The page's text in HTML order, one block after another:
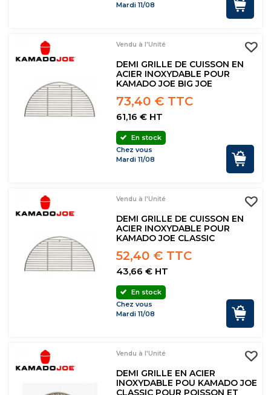
Mardi 11/08
Vendu à l'Unité
DEMI GRILLE DE CUISSON EN
ACIER INOXYDABLE POUR
KAMADO JOE BIG JOE
73,40 € TTC
61,16 € HT
En stock
Chez vous
Mardi 11/08
Vendu à l'Unité
DEMI GRILLE DE CUISSON EN
ACIER INOXYDABLE POUR
KAMADO JOE CLASSIC
52,40 € TTC
43,66 € HT
En stock
Chez vous
Mardi 11/08
Vendu à l'Unité
DEMI GRILLE EN ACIER
INOXYDABLE POU KAMADO JOE
CLASSIC POUR POISSON ET